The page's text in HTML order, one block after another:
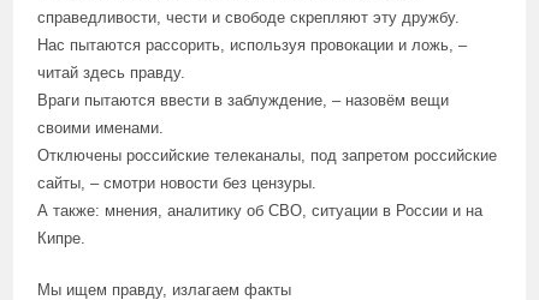
справедливости, чести и свободе скрепляют эту дружбу.
Нас пытаются рассорить, используя провокации и ложь, –
читай здесь правду.
Враги пытаются ввести в заблуждение, – назовём вещи
своими именами.
Отключены российские телеканалы, под запретом российские
сайты, – смотри новости без цензуры.
А также: мнения, аналитику об СВО, ситуации в России и на
Кипре.
Мы ищем правду, излагаем факты